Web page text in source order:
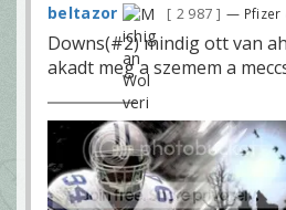
beltazor 2 987 — Pfizer
Downs(#2) mindig ott van
akadt meg a szemem a